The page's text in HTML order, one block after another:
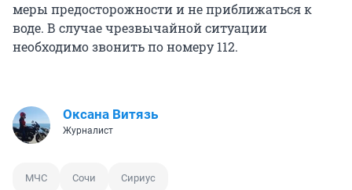
меры предосторожности и не приближаться к
воде. В случае чрезвычайной ситуации
необходимо звонить по номеру 112.
Оксана Витязь
Журналист
МЧС Сочи Сириус